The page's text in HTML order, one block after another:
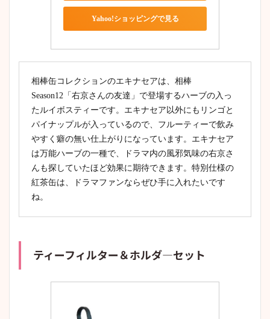
Yahoo!ショッピングで見る
相棒缶コレクションのエキナセアは、相棒
Season12「右京さんの友達」で登場するハーブの入っ
たルイボスティーです。エキナセア以外にもリンゴと
パイナップルが入っているので、フルーティーで飲み
やすく癖の無い仕上がりになっています。エキナセア
は万能ハーブの一種で、ドラマ内の風邪気味の右京さ
んも探していたほど効果に期待できます。特別仕様の
紅茶缶は、ドラマファンならぜひ手に入れたいです
ね。
ティーフィルター＆ホルダ―セット